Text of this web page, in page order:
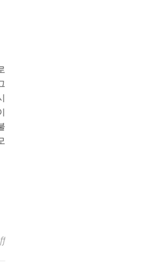
on 그리스도를 알아감 (Knowing Christ)